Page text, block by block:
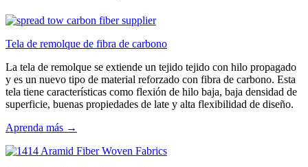
Tela de remolque de fibra de carbono
La tela de remolque se extiende un tejido tejido con hilo propagado
y es un nuevo tipo de material reforzado con fibra de carbono. Esta
tela tiene características como flexión de hilo baja, baja densidad de
superficie, buenas propiedades de late y alta flexibilidad de diseño.
Aprenda más →